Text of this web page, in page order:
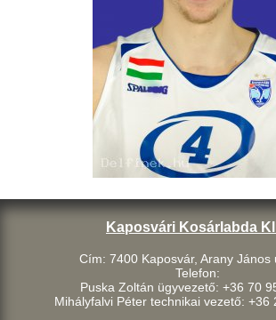
Kaposvári Kosárlabda
Cím: 7400 Kaposvár, Arany János
Telefon:
Puska Zoltán ügyvezető: +36 70
Mihályfalvi Péter technikai vezető: +36